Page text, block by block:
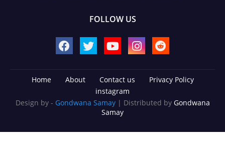
FOLLOW US
Home About Contact us
Privacy Policy
instagram
Design by - Gondwana Samay | Distributed by Gondwana
Samay